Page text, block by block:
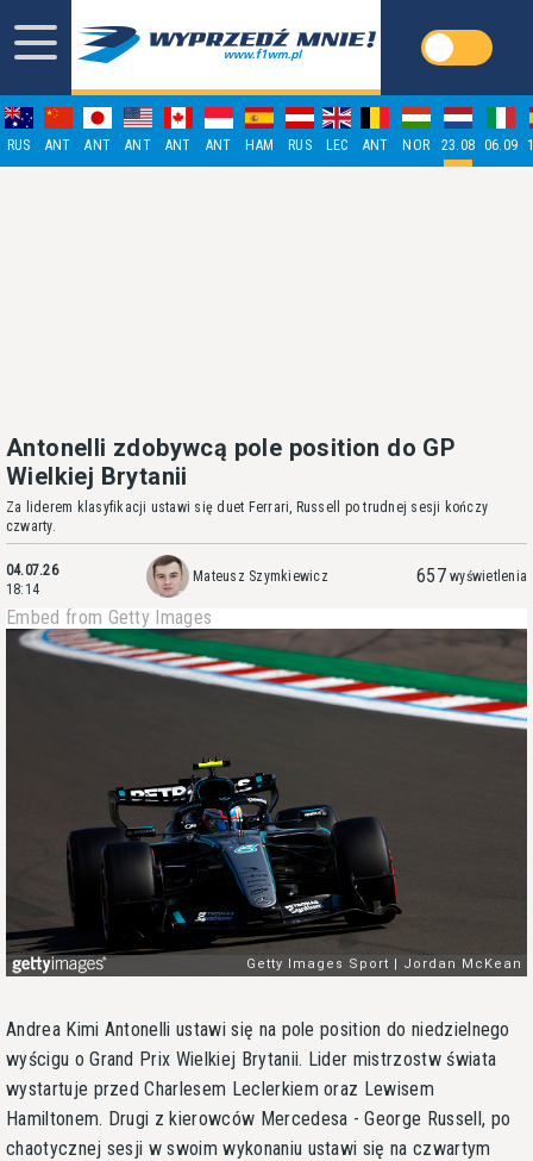
RUS ANT ANT ANT ANT ANT HAM RUS LEC ANT NOR 23.08 06.09
Antonelli zdobywcą pole position do GP
Wielkiej Brytanii
Za liderem klasyfikacji ustawi się duet Ferrari, Russell po trudnej sesji kończy
czwarty.
04.07.26
18:14
Mateusz Szymkiewicz 657 wyświetlenia
Embed from Getty Images
Andrea Kimi Antonelli ustawi się na pole position do niedzielnego
wyścigu o Grand Prix Wielkiej Brytanii. Lider mistrzostw świata
wystartuje przed Charlesem Leclerkiem oraz Lewisem
Hamiltonem. Drugi z kierowców Mercedesa - George Russell, po
chaotycznej sesji w swoim wykonaniu ustawi się na czwartym